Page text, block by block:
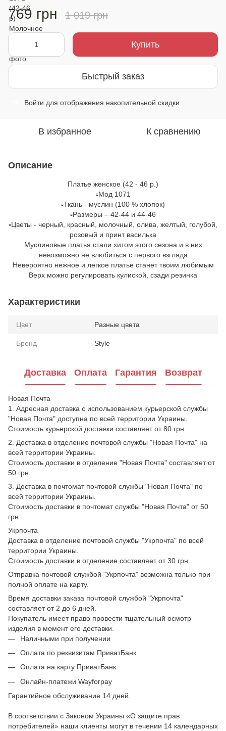
769 грн 1 019 грн
Купить
Быстрый заказ
Войти для отображения накопительной скидки
В избранное К сравнению
Описание
Платье женское (42 - 46 р.)
▫️Мод 1071
▫️Ткань - муслин (100 % хлопок)
▫️Размеры – 42-44 и 44-46
▫️Цветы - черный, красный, молочный, олива, желтый, голубой,
розовый и принт василька
Муслиновые платья стали хитом этого сезона и в них
невозможно не влюбиться с первого взгляда
Невероятно нежное и легкое платье станет твоим любимым
Верх можно регулировать кулиской, сзади резинка
Характеристики
Цвет Разные цвета
Бренд Style
Доставка Оплата Гарантия Возврат
Новая Почта
1. Адресная доставка с использованием курьерской службы
"Новая Почта" доступна по всей территории Украины.
Стоимость курьерской доставки составляет от 80 грн.
2. Доставка в отделение почтовой службы "Новая Почта" на
всей территории Украины.
Стоимость доставки в отделение "Новая Почта" составляет от
50 грн.
3. Доставка в почтомат почтовой службы "Новая Почта" по
всей территории Украины.
Стоимость доставки в почтомат службы "Новая Почта" от 50
грн.
Укрпочта
Доставка в отделение почтовой службы "Укрпочта" по всей
территории Украины.
Стоимость доставки в отделение составляет от 30 грн.
Отправка почтовой службой "Укрпочта" возможна только при
полной оплате на карту.
Время доставки заказа почтовой службой "Укрпочта"
составляет от 2 до 6 дней.
Покупатель имеет право провести тщательный осмотр
изделия в момент его доставки.
Наличными при получении
Оплата по реквизитам ПриватБанк
Оплата на карту ПриватБанк
Онлайн-платежи Wayforpay
Гарантийное обслуживание 14 дней.
В соответствии с Законом Украины «О защите прав
потребителей» наши клиенты могут в течении 14 календарных